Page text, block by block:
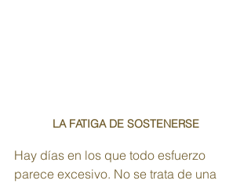
LA FATIGA DE SOSTENERSE
Hay días en los que todo esfuerzo
parece excesivo. No se trata de una